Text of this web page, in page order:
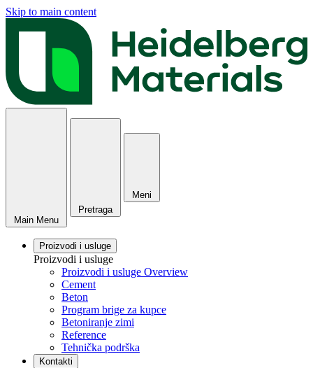
Skip to main content
Main Menu
Pretraga
Meni
Proizvodi i usluge
Proizvodi i usluge
Proizvodi i usluge Overview
Cement
Beton
Program brige za kupce
Betoniranje zimi
Reference
Tehnička podrška
Kontakti